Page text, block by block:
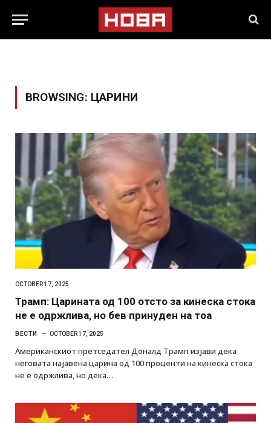
BROWSING: ЦАРИНИ
OCTOBER 17, 2025
Трамп: Царината од 100 отсто за кинеска стока
не е одржлива, но бев принуден на тоа
ВЕСТИ OCTOBER 17, 2025
Американскиот претседател Доналд Трамп изјави дека
неговата најавена царина од 100 проценти на кинеска стока
не е одржлива, но дека…